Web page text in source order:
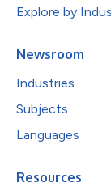
Explore by
Newsroom
Industries
Subjects
Languages
Resources